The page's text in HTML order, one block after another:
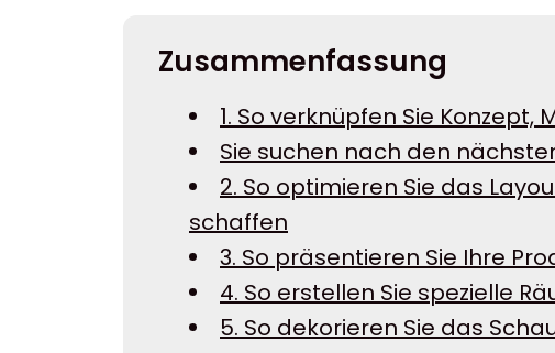
Zusammenfassung
1. So verknüpfen Sie
Sie suchen nach den
2. So optimieren Sie das
schaffen
3. So präsentieren Sie Ihre
4. So erstellen Sie spezielle
5. So dekorieren Sie das